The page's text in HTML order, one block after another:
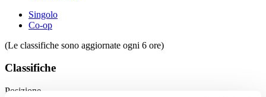
Singolo
Co-op
(Le classifiche sono aggiornate ogni 6 ore)
Classifiche
Posizione